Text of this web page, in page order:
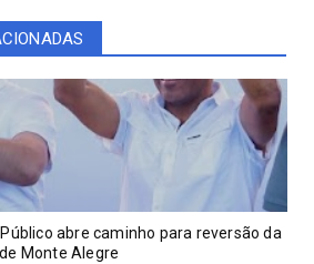
abre caminho para reversão da
Monte Alegre